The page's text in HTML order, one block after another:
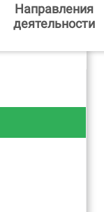
Направления
деятельности